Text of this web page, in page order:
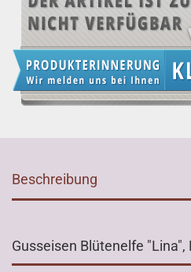
Beschreibung
Gusseisen Blütenelfe "Lina",